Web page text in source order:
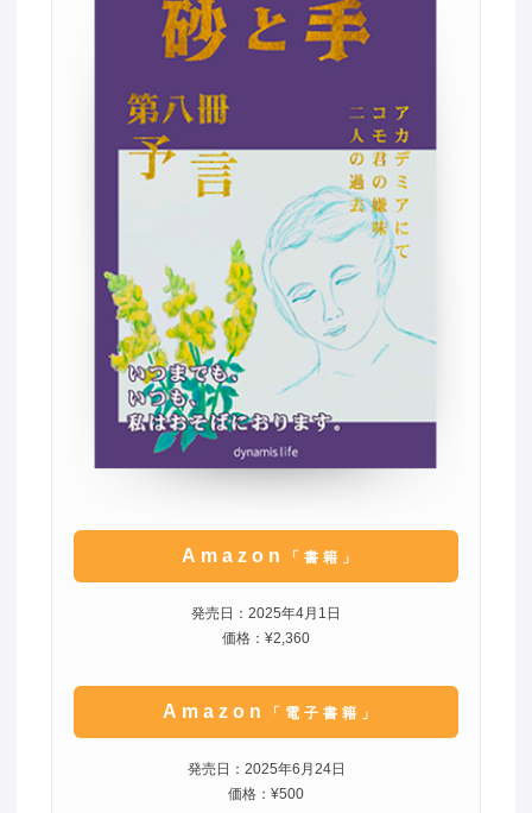
Amazon 「書籍」
発売日：2025年4月1日
価格：¥2,360
Amazon 「電子書籍」
発売日：2025年6月24日
価格：¥500